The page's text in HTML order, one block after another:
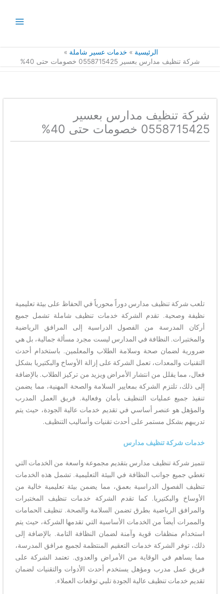
الرئيسية
خدمات عسير شاملة
شركة تنظيف مدارس بعسير 0558715425 خصومات حتى 40%
شركة تنظيف مدارس بعسير
0558715425 خصومات حتى 40%
تلعب شركة تنظيف مدارس دوراً محورياً في الحفاظ على بيئة تعليمية
نظيفة وصحية. تقدم الشركة خدمات تنظيف شاملة تشمل جميع
أركان المدرسة من الفصول الدراسية إلى المرافق الرياضية
والمختبرات. النظافة في المدارس ليست مجرد مسألة جمالية، بل هي
ضرورية لضمان صحة وسلامة الطلاب والمعلمين. باستخدام أحدث
التقنيات والمعدات، تعمل الشركة على إزالة الأوساخ والبكتيريا بشكل
فعال، مما يقلل من انتشار الأمراض ويزيد من تركيز الطلاب. بالإضافة
إلى ذلك، تلتزم الشركة بمعايير السلامة والصحة المهنية، مما يضمن
تنفيذ جميع عمليات التنظيف بأمان وفعالية. فريق العمل المدرب
والمؤهل هو عنصر أساسي في تقديم خدمات عالية الجودة، حيث يتم
تدريبهم بشكل مستمر على أحدث تقنيات وأساليب التنظيف.
خدمات شركة تنظيف مدارس
تتميز شركة تنظيف مدارس بتقديم مجموعة واسعة من الخدمات التي
تغطي جميع جوانب النظافة في البيئة التعليمية. تشمل هذه الخدمات
تنظيف الفصول الدراسية بعمق، مما يضمن بيئة تعليمية خالية من
الأوساخ والبكتيريا. كما تقدم الشركة خدمات تنظيف المختبرات
والمرافق الرياضية بطرق تضمن السلامة والصحة. تنظيف الحمامات
والممرات أيضاً من الخدمات الأساسية التي تقدمها الشركة، حيث يتم
استخدام منظفات قوية وآمنة لضمان النظافة التامة. بالإضافة إلى
ذلك، توفر الشركة خدمات التعقيم المنتظمة لجميع مرافق المدرسة،
مما يساهم في الوقاية من الأمراض والعدوى. تعتمد الشركة على
فريق عمل مدرب ومؤهل يستخدم أحدث الأدوات والتقنيات لضمان
تقديم خدمات تنظيف عالية الجودة تلبي توقعات العملاء.